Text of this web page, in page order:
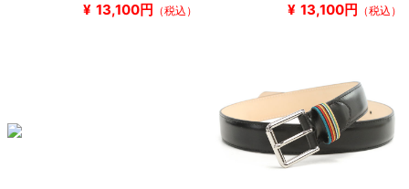
¥ 13,100円 （税込） ¥ 13,100円 （税込）